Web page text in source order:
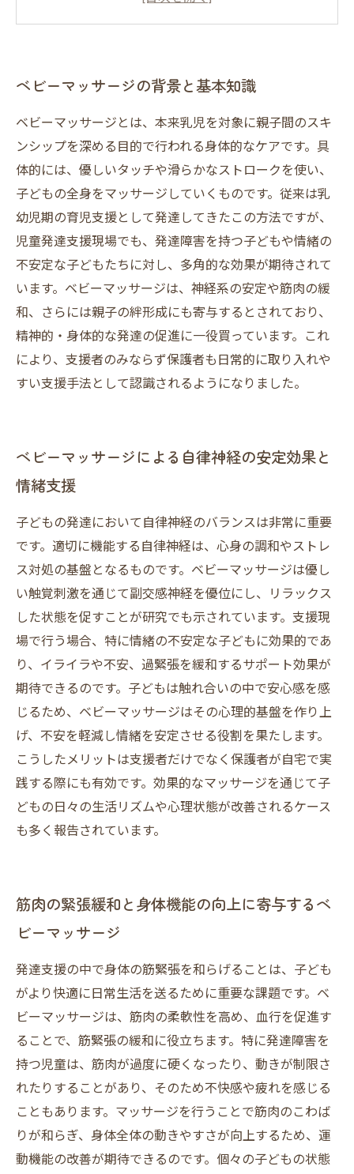
ベビーマッサージの背景と基本知識
ベビーマッサージとは、本来乳児を対象に親子間のスキ
ンシップを深める目的で行われる身体的なケアです。具
体的には、優しいタッチや滑らかなストロークを使い、
子どもの全身をマッサージしていくものです。従来は乳
幼児期の育児支援として発達してきたこの方法ですが、
児童発達支援現場でも、発達障害を持つ子どもや情緒の
不安定な子どもたちに対し、多角的な効果が期待されて
います。ベビーマッサージは、神経系の安定や筋肉の緩
和、さらには親子の絆形成にも寄与するとされており、
精神的・身体的な発達の促進に一役買っています。これ
により、支援者のみならず保護者も日常的に取り入れや
すい支援手法として認識されるようになりました。
ベビーマッサージによる自律神経の安定効果と
情緒支援
子どもの発達において自律神経のバランスは非常に重要
です。適切に機能する自律神経は、心身の調和やストレ
ス対処の基盤となるものです。ベビーマッサージは優し
い触覚刺激を通じて副交感神経を優位にし、リラックス
した状態を促すことが研究でも示されています。支援現
場で行う場合、特に情緒の不安定な子どもに効果的であ
り、イライラや不安、過緊張を緩和するサポート効果が
期待できるのです。子どもは触れ合いの中で安心感を感
じるため、ベビーマッサージはその心理的基盤を作り上
げ、不安を軽減し情緒を安定させる役割を果たします。
こうしたメリットは支援者だけでなく保護者が自宅で実
践する際にも有効です。効果的なマッサージを通じて子
どもの日々の生活リズムや心理状態が改善されるケース
も多く報告されています。
筋肉の緊張緩和と身体機能の向上に寄与するベ
ビーマッサージ
発達支援の中で身体の筋緊張を和らげることは、子ども
がより快適に日常生活を送るために重要な課題です。ベ
ビーマッサージは、筋肉の柔軟性を高め、血行を促進す
ることで、筋緊張の緩和に役立ちます。特に発達障害を
持つ児童は、筋肉が過度に硬くなったり、動きが制限さ
れたりすることがあり、そのため不快感や疲れを感じる
こともあります。マッサージを行うことで筋肉のこわば
りが和らぎ、身体全体の動きやすさが向上するため、運
動機能の改善が期待できるのです。個々の子どもの状態